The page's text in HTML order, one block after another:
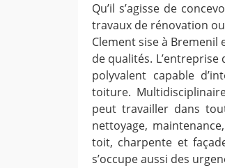
Qu’il s’agisse de
travaux de rénovation
Clement sise à
de qualités.
polyvalent capable
toiture.
peut travailler dans
nettoyage,
toit, charpente et
s’occupe aussi des